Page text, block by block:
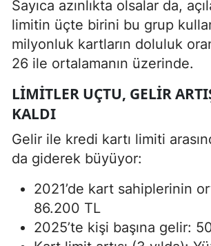
Sayıca azınlıkta olsalar da,
limitin üçte birini bu grup
milyonluk kartların doluluk
26 ile ortalamanın üzerinde.
LIMITLER UÇTU, GELIR
KALDI
Gelir ile kredi kartı limiti
da giderek büyüyor:
2021’de kart sahiplerinin
86.200 TL
2025’te kişi başına gelir: